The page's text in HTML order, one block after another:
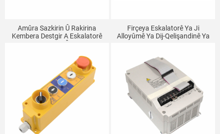
Amûra Sazkirin Û Rakirina
Kembera Destgir A Eskalatorê
Kembera Destgir
Firçeya Eskalatorê Ya Ji
Alloyûmê Ya Dij-Qelişandinê Ya